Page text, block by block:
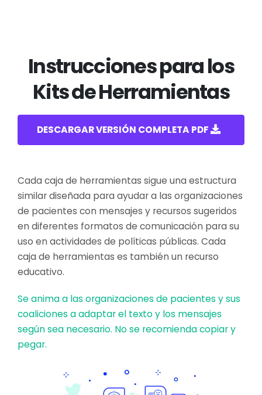
Instrucciones para los
Kits de Herramientas
DESCARGAR VERSIÓN COMPLETA PDF
Cada caja de herramientas sigue una estructura
similar diseñada para ayudar a las organizaciones
de pacientes con mensajes y recursos sugeridos
en diferentes formatos de comunicación para su
uso en actividades de políticas públicas. Cada
caja de herramientas es también un recurso
educativo.
Se anima a las organizaciones de pacientes y sus
coaliciones a adaptar el texto y los mensajes
según sea necesario. No se recomienda copiar y
pegar.